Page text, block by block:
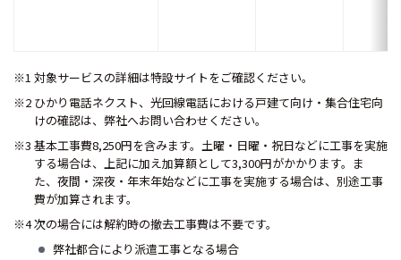
※1 対象サービスの詳細は特設サイトをご確認ください。
※2 ひかり電話ネクスト、光回線電話における戸建て向け・集合住宅向
けの確認は、弊社へお問い合わせください。
※3 基本工事費8,250円を含みます。土曜・日曜・祝日などに工事を実施
する場合は、上記に加え加算額として3,300円がかかります。ま
た、夜間・深夜・年末年始などに工事を実施する場合は、別途工事
費が加算されます。
※4 次の場合には解約時の撤去工事費は不要です。
弊社都合により派遣工事となる場合